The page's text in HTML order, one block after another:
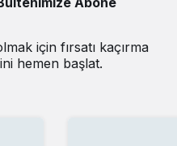
için fırsatı kaçırma
hemen başlat.